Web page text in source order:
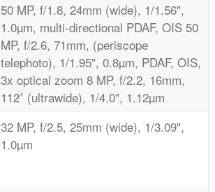
50 MP, f/1.8, 24mm (wide), 1/1.56",
1.0µm, multi-directional PDAF, OIS 50
MP, f/2.6, 71mm, (periscope
telephoto), 1/1.95", 0.8µm, PDAF, OIS,
3x optical zoom 8 MP, f/2.2, 16mm,
112˚ (ultrawide), 1/4.0", 1.12µm
32 MP, f/2.5, 25mm (wide), 1/3.09",
1.0µm